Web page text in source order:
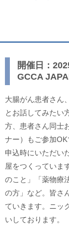
開催日：
GCCA
大腸がん患者さん
とお話してみたい
方、患者さん同士
ナー）もご参加OK
申込時にいただい
屋をつくっていま
のこと」「薬物療
の方」など。皆さ
ていきます。ニッ
いしております。